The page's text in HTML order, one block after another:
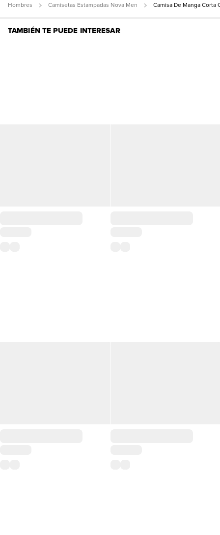
Hombres Camisetas Estampadas Nova Men Camisa De Manga
TAMBIÉN TE PUEDE INTERESAR